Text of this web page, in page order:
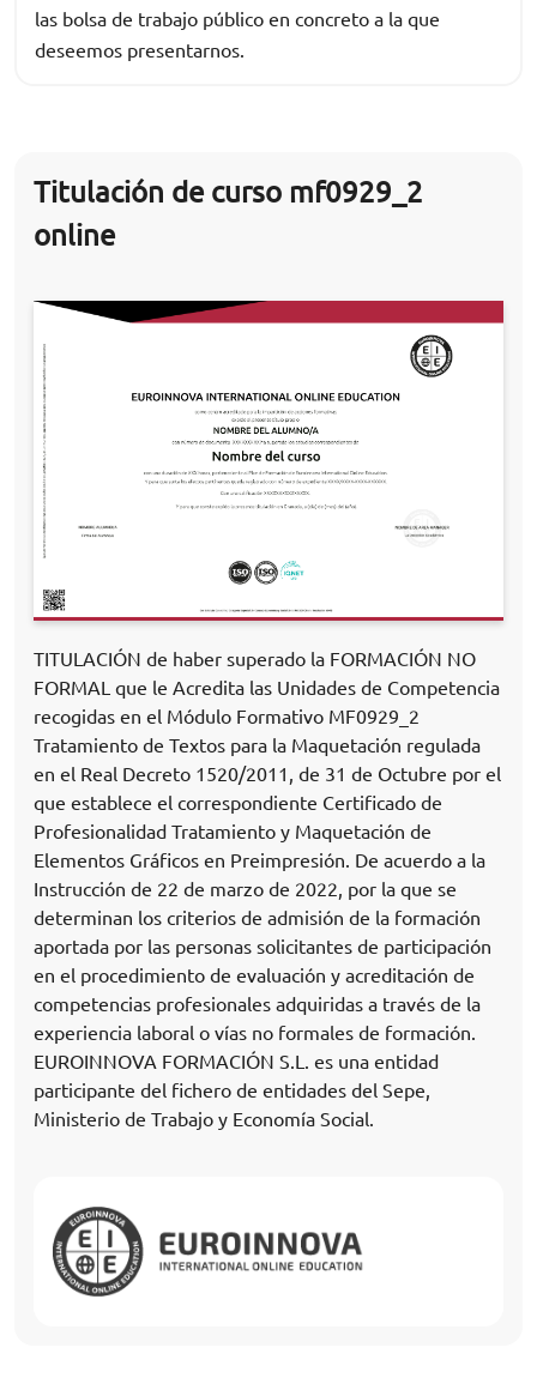
las bolsa de trabajo público en concreto a la que
deseemos presentarnos.
Titulación de curso mf0929_2
online
TITULACIÓN de haber superado la FORMACIÓN NO
FORMAL que le Acredita las Unidades de Competencia
recogidas en el Módulo Formativo MF0929_2
Tratamiento de Textos para la Maquetación regulada
en el Real Decreto 1520/2011, de 31 de Octubre por el
que establece el correspondiente Certificado de
Profesionalidad Tratamiento y Maquetación de
Elementos Gráficos en Preimpresión. De acuerdo a la
Instrucción de 22 de marzo de 2022, por la que se
determinan los criterios de admisión de la formación
aportada por las personas solicitantes de participación
en el procedimiento de evaluación y acreditación de
competencias profesionales adquiridas a través de la
experiencia laboral o vías no formales de formación.
EUROINNOVA FORMACIÓN S.L. es una entidad
participante del fichero de entidades del Sepe,
Ministerio de Trabajo y Economía Social.